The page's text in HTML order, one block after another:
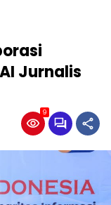
Jurnalis
9